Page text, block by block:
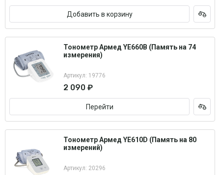
Добавить в корзину
Тонометр Армед YE660B (Память на 74
измерения)
Артикул: 19776
2 090 ₽
Перейти
Тонометр Армед YE610D (Память на 80
измерений)
Артикул: 20296